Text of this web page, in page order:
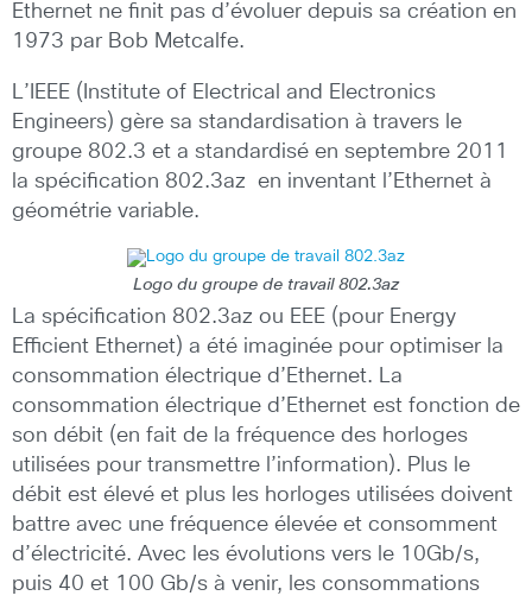
Ethernet ne finit pas d’évoluer depuis sa création en
1973 par Bob Metcalfe.
L’IEEE (Institute of Electrical and Electronics
Engineers) gère sa standardisation à travers le
groupe 802.3 et a standardisé en septembre 2011
la spécification 802.3az en inventant l’Ethernet à
géométrie variable.
Logo du groupe de travail 802.3az
La spécification 802.3az ou EEE (pour Energy
Efficient Ethernet) a été imaginée pour optimiser la
consommation électrique d’Ethernet. La
consommation électrique d’Ethernet est fonction de
son débit (en fait de la fréquence des horloges
utilisées pour transmettre l’information). Plus le
débit est élevé et plus les horloges utilisées doivent
battre avec une fréquence élevée et consomment
d’électricité. Avec les évolutions vers le 10Gb/s,
puis 40 et 100 Gb/s à venir, les consommations